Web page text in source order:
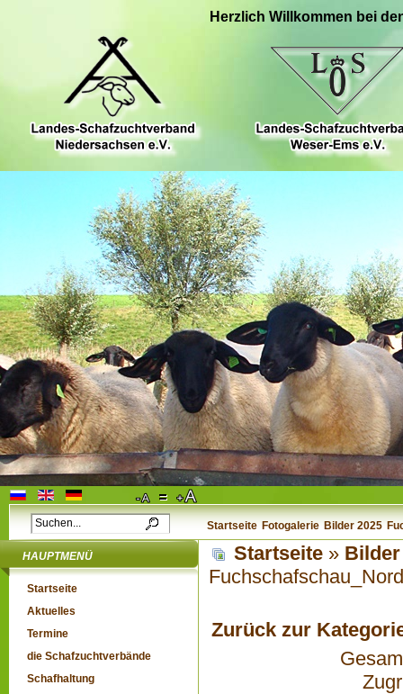
Herzlich Willkommen bei
Startseite Fotogalerie Bilder 2025
HAUPTMENÜ
Startseite
Aktuelles
Termine
die Schafzuchtverbände
Schafhaltung
Startseite » Bilder
Zurück zur